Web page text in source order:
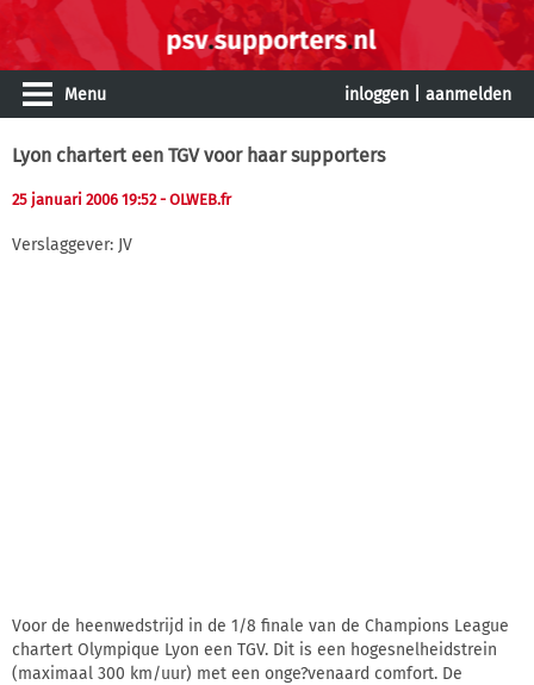
Menu inloggen aanmelden
Lyon chartert een TGV voor haar supporters
25 januari 2006 19:52- OLWEB.fr
Verslaggever: JV
Voor de heenwedstrijd in de 1/8 finale van de Champions League
chartert Olympique Lyon een TGV. Dit is een hogesnelheidstrein
(maximaal 300 km/uur) met een onge?venaard comfort. De